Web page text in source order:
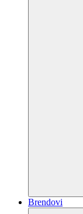
Brendovi